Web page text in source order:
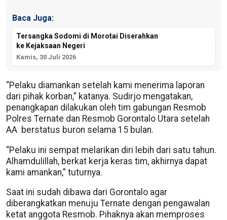
Baca Juga:
Tersangka Sodomi di Morotai Diserahkan
ke Kejaksaan Negeri
Kamis, 30 Juli 2026
“Pelaku diamankan setelah kami menerima laporan
dari pihak korban,” katanya. Sudirjo mengatakan,
penangkapan dilakukan oleh tim gabungan Resmob
Polres Ternate dan Resmob Gorontalo Utara setelah
AA berstatus buron selama 15 bulan.
“Pelaku ini sempat melarikan diri lebih dari satu tahun.
Alhamdulillah, berkat kerja keras tim, akhirnya dapat
kami amankan,” tuturnya.
Saat ini sudah dibawa dari Gorontalo agar
diberangkatkan menuju Ternate dengan pengawalan
ketat anggota Resmob. Pihaknya akan memproses